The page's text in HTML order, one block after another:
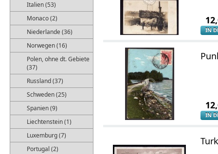
Italien (53)
Monaco (2)
Niederlande (36)
Norwegen (16)
Polen, ohne dt. Gebiete
(37)
Russland (37)
Schweden (25)
Spanien (9)
Liechtenstein (1)
Luxemburg (7)
Portugal (2)
IN
IN